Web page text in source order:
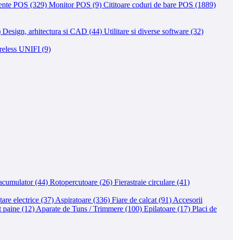
POS (329) Monitor POS (9) Cititoare coduri de bare POS (1889)
Design, arhitectura si CAD (44) Utilitare si diverse software (32)
UNIFI (9)
(44) Rotopercutoare (26) Fierastraie circulare (41)
electrice (37) Aspiratoare (336) Fiare de calcat (91) Accesorii
paine (12) Aparate de Tuns / Trimmere (100) Epilatoare (17) Placi de